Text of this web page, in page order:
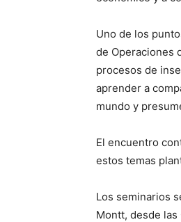
Uno de los
de Operaciones
procesos de
aprender a
mundo y
El encuentro
estos temas
Los seminarios
Montt, desde las